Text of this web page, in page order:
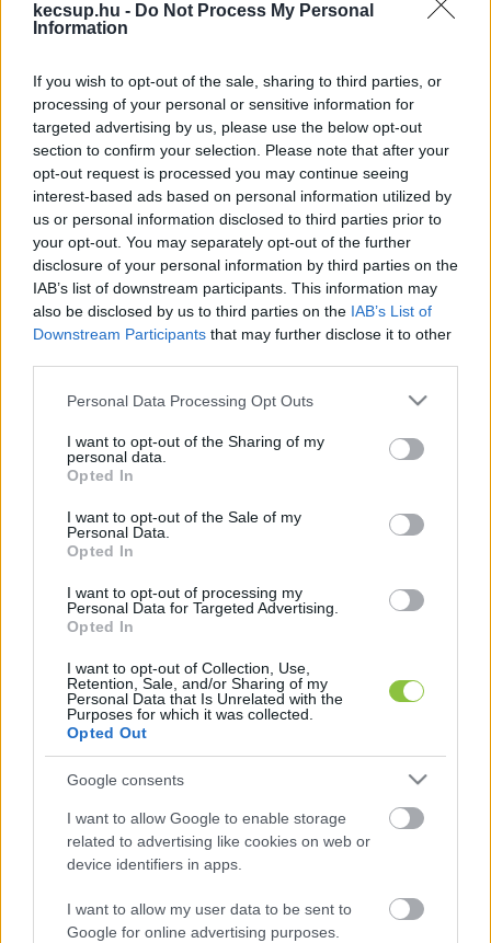
kecsup.hu - Do Not Process My Personal
Information
If you wish to opt-out of the sale, sharing to third parties, or
processing of your personal or sensitive information for
targeted advertising by us, please use the below opt-out
section to confirm your selection. Please note that after your
opt-out request is processed you may continue seeing
interest-based ads based on personal information utilized by
us or personal information disclosed to third parties prior to
your opt-out. You may separately opt-out of the further
disclosure of your personal information by third parties on the
IAB’s list of downstream participants. This information may
also be disclosed by us to third parties on the IAB’s List of
Downstream Participants that may further disclose it to other
Please note that this website/app uses one or more Google
not limited to your visit or usage behaviour. You may click to
grant or deny consent to Google and its third-party tags to
use your data for below specified purposes in below Google
consent section.
Personal Data Processing Opt Outs
I want to opt-out of the Sharing of my
personal data.
Opted In
I want to opt-out of the Sale of my
Personal Data.
Opted In
I want to opt-out of processing my
Personal Data for Targeted Advertising.
Opted In
I want to opt-out of Collection, Use,
Retention, Sale, and/or Sharing of my
Personal Data that Is Unrelated with the
Purposes for which it was collected.
Opted Out
Google consents
I want to allow Google to enable storage
related to advertising like cookies on web or
device identifiers in apps.
I want to allow my user data to be sent to
Google for online advertising purposes.
vagyonát és szerepvállalását a stratégiai
jelentőséggel bíró telekommunikációs ágazatban,
valamint a részvénycserének köszönhetően a hazai
telekommunikációs ágazat piacvezető szereplői
közül kettőben is kisebbségi részesedésre tesz
szert” – közölte a Gazdaságfejlesztési
Minisztérium, miután a magyar állam közvetett
részesedést szerzett a Yettel Magyarországban.
Ígéretük szerint az ügyfeleket nem érinti
közvetlenül a tranzakció.
Nyrt. leányvállalataként működő Antenna
Hungária Zrt. kötött részvénycsereügyletet az
állam képviseletében. A közleményben leírták:
„A tranzakcióval az állam amellett, hogy tovább
diverzifikálja befektetési portfólióját a távközlési
szektorban, erőteljesebben és hatékonyabban lesz
képes – tulajdonosi oldalról – hozzájárulni az
ágazat fejlődéséhez. Mindez további előnyöket
biztosít az ügyfelek, a magyar gazdaság
teljesítménye, valamint az ország
versenyképessége számára.”